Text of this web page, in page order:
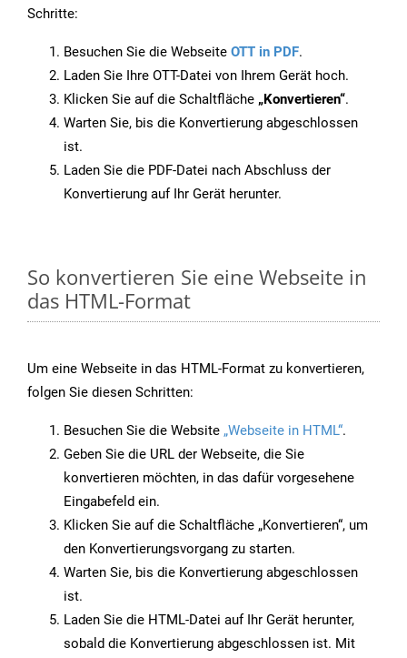
Schritte:
Besuchen Sie die Webseite OTT in PDF.
Laden Sie Ihre OTT-Datei von Ihrem Gerät hoch.
Klicken Sie auf die Schaltfläche „Konvertieren“.
Warten Sie, bis die Konvertierung abgeschlossen
ist.
Laden Sie die PDF-Datei nach Abschluss der
Konvertierung auf Ihr Gerät herunter.
So konvertieren Sie eine Webseite in
das HTML-Format
Um eine Webseite in das HTML-Format zu konvertieren,
folgen Sie diesen Schritten:
Besuchen Sie die Website „Webseite in HTML“.
Geben Sie die URL der Webseite, die Sie
konvertieren möchten, in das dafür vorgesehene
Eingabefeld ein.
Klicken Sie auf die Schaltfläche „Konvertieren“, um
den Konvertierungsvorgang zu starten.
Warten Sie, bis die Konvertierung abgeschlossen
ist.
Laden Sie die HTML-Datei auf Ihr Gerät herunter,
sobald die Konvertierung abgeschlossen ist. Mit